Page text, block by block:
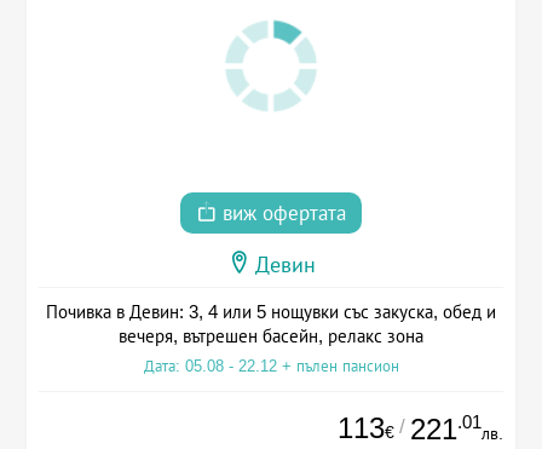
виж офертата
Девин
Почивка в Девин: 3, 4 или 5 нощувки със закуска, обед и
вечеря, вътрешен басейн, релакс зона
Дата: 05.08 - 22.12 + пълен пансион
113€ / 221.01
лв.